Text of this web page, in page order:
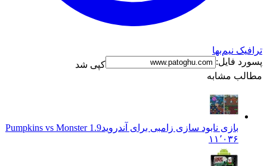
نیم‌بها
فایل:
کپی شد
مشابه
بازی نابود سازی زامبی برای آندرویدPumpkins vs Monster 1.9
۱۱٬۰۳۶